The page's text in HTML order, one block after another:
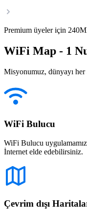
Premium üyeler için
WiFi Map - 1
Misyonumuz, dünyayı her
WiFi Bulucu
WiFi Bulucu
İnternet elde edebilirsiniz.
Çevrim dışı